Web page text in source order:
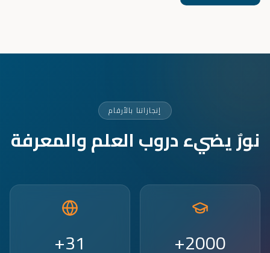
إنجازاتنا بالأرقام
نورٌ يضيء دروب العلم والمعرفة
2000+
31+